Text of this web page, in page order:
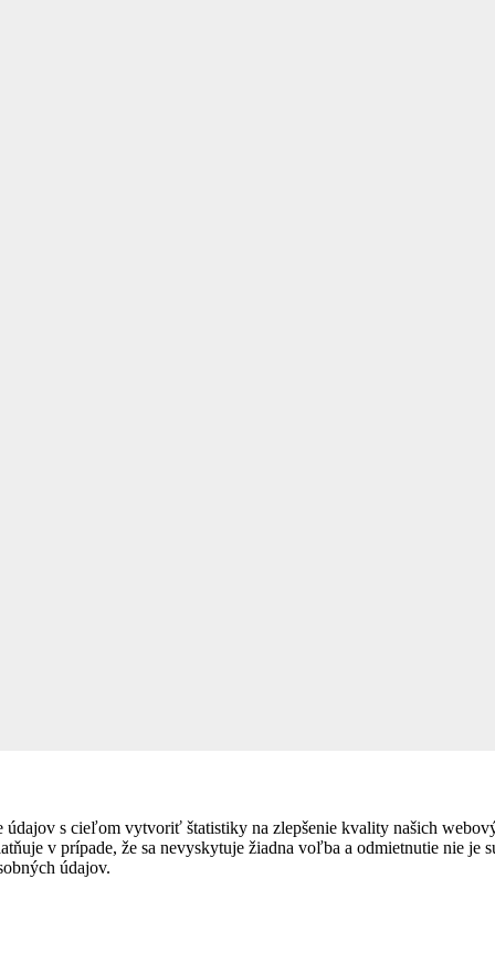
s cieľom vytvoriť štatistiky na zlepšenie kvality našich
v prípade, že sa nevyskytuje žiadna voľba a odmietnutie nie
údajov.